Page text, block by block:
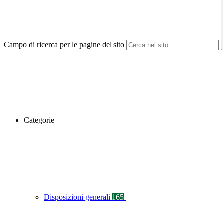
Campo di ricerca per le pagine del sito
Categorie
Disposizioni generali 165